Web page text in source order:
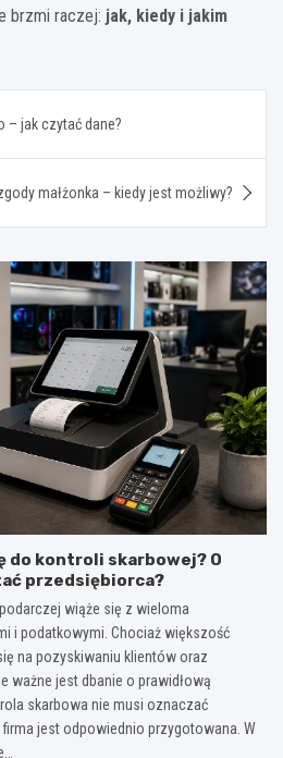
brzmi raczej: jak, kiedy i jakim
– jak czytać dane?
małżonka – kiedy jest możliwy?
do kontroli skarbowej? O
przedsiębiorca?
wiąże się z wieloma
i podatkowymi. Chociaż większość
na pozyskiwaniu klientów oraz
ważne jest dbanie o prawidłową
skarbowa nie musi oznaczać
jest odpowiednio przygotowana. W